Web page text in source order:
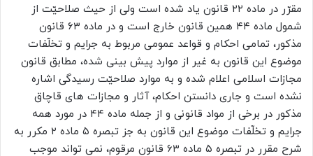
مقرّر در ماده ۲۲ قانون یاد شده است ولی از حیث صلاحیّت از
شمول ماده ۴۴ همین قانون خارج است و در ماده ۶۳ قانون
مذکور، تمامی احکام و قواعد عمومی مربوط به جرایم و تخلّفات
موضوع این قانون به غیر از موارد پیش بینی شده، مطابق قانون
مجازات اسلامی اعلام شده و به موارد صلاحیّت رسیدگی اشاره
نشده است و جاری دانستن احکام، آثار و مجازات های قاچاق
مذکور در برخی از مواد قانونی و از جمله ماده ۴۴ در مورد همه
جرایم و تخلّفات موضوع این قانون به جز تبصره ۵ ماده ۲ مکرر به
شرح مقرر در تبصره ۵ ماده ۶۳ قانون مرقوم، نمی تواند موجب